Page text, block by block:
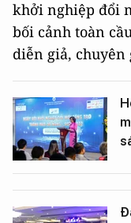
khởi nghiệp đổi
bối cảnh toàn
diễn giả,